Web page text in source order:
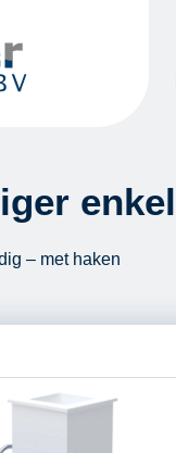
– met haken